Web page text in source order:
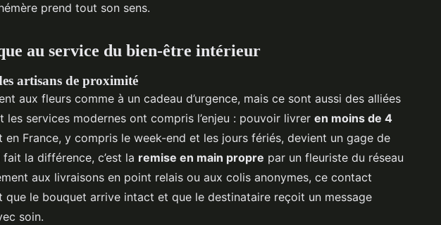
prend tout son sens.
au service du bien-être intérieur
artisans de proximité
aux fleurs comme à un cadeau d’urgence, mais ce sont aussi des alliées
les services modernes ont compris l’enjeu : pouvoir livrer en moins de 4
en France, y compris le week-end et les jours fériés, devient un gage de
la différence, c’est la remise en main propre par un fleuriste du réseau
aux livraisons en point relais ou aux colis anonymes, ce contact
que le bouquet arrive intact et que le destinataire reçoit un message
soin.